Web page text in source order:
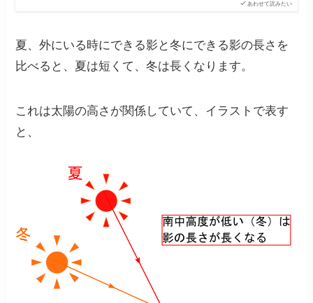
あわせて読みたい
夏、外にいる時にできる影と冬にできる影の長さを
比べると、夏は短くて、冬は長くなります。
これは太陽の高さが関係していて、イラストで表す
と、